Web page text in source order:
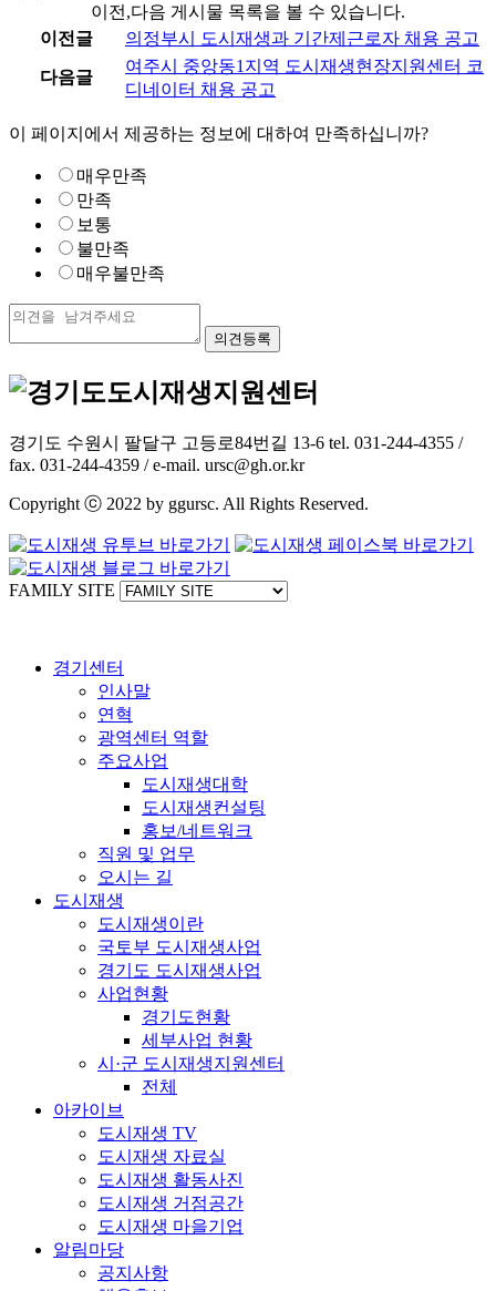
이전,다음 게시물 목록을 볼 수 있습니다.
이전글
의정부시 도시재생과 기간제근로자 채용 공고
다음글
여주시 중앙동1지역 도시재생현장지원센터 코
디네이터 채용 공고
이 페이지에서 제공하는 정보에 대하여 만족하십니까?
매우만족
만족
보통
불만족
매우불만족
경기도 수원시 팔달구 고등로84번길 13-6 tel. 031-244-4355 /
fax. 031-244-4359 / e-mail. ursc@gh.or.kr
Copyright ⓒ 2022 by ggursc. All Rights Reserved.
FAMILY SITE
경기센터
인사말
연혁
광역센터 역할
주요사업
도시재생대학
도시재생컨설팅
홍보/네트워크
직원 및 업무
오시는 길
도시재생
도시재생이란
국토부 도시재생사업
경기도 도시재생사업
사업현황
경기도현황
세부사업 현황
시·군 도시재생지원센터
전체
아카이브
도시재생 TV
도시재생 자료실
도시재생 활동사진
도시재생 거점공간
도시재생 마을기업
알림마당
공지사항